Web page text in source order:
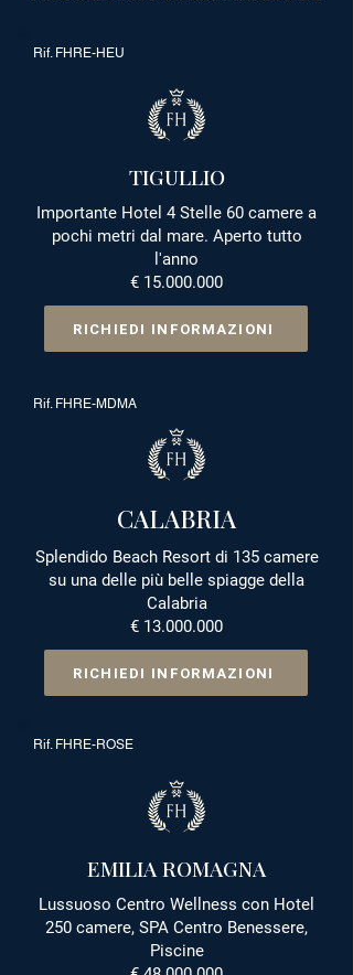
Rif. FHRE-HEU
TIGULLIO
Importante Hotel 4 Stelle 60 camere a
pochi metri dal mare. Aperto tutto
l'anno
€ 15.000.000
RICHIEDI INFORMAZIONI
Rif. FHRE-MDMA
CALABRIA
Splendido Beach Resort di 135 camere
su una delle più belle spiagge della
Calabria
€ 13.000.000
RICHIEDI INFORMAZIONI
Rif. FHRE-ROSE
EMILIA ROMAGNA
Lussuoso Centro Wellness con Hotel
250 camere, SPA Centro Benessere,
Piscine